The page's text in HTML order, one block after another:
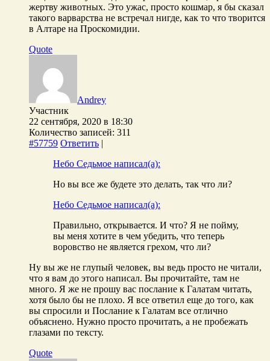
жертву животных. Это ужас, просто кошмар, я бы сказал
такого варварства не встречал нигде, как то что творится
в Алтаре на Проскомидии.
Quote
Andrey
Участник
22 сентября, 2020 в 18:30
Количество записей: 311
#57759 Ответить |
Небо Седьмое написал(а):
Но вы все же будете это делать, так что ли?
Небо Седьмое написал(а):
Правильно, открывается. И что? Я не пойму,
вы меня хотите в чем убедить, что теперь
воровство не является грехом, что ли?
Ну вы же не глупый человек, вы ведь просто не читали,
что я вам до этого написал. Вы прочитайте, там не
много. Я же не прошу вас послание к Галатам читать,
хотя было бы не плохо. Я все ответил еще до того, как
вы спросили и Послание к Галатам все отлично
объяснено. Нужно просто прочитать, а не пробежать
глазами по тексту.
Quote